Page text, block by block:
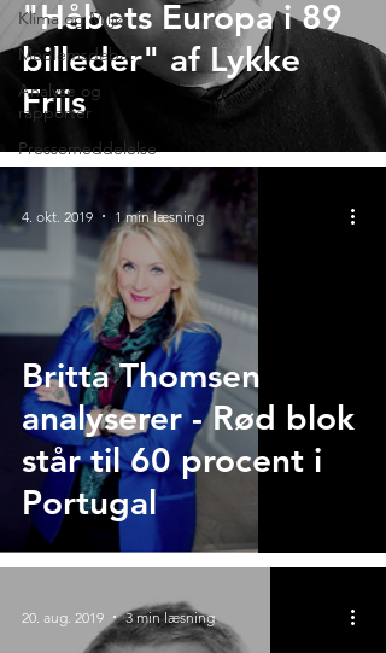
Klima og Miljø
Medlemsdebat
Analyse og
rapporter
Pressemeddelelse
"Håbets Europa i 89
billeder" af Lykke
Friis
Britta Thomsen
analyserer - Rød blok
står til 60 procent i
Portugal
4. okt. 2019 1 min læsning
20. aug. 2019 3 min læsning